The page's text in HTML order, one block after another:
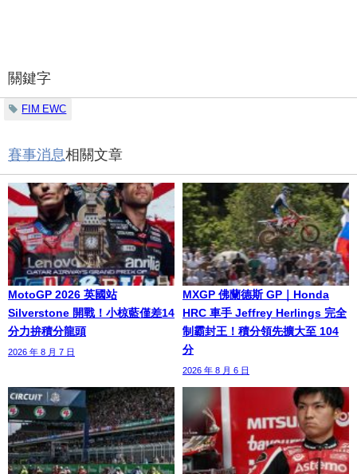
關鍵字
FIM EWC
賽事消息相關文章
MotoGP 2026 英國站
Silverstone 開戰！小椋藍僅差14
分力拚積分龍頭
2026 年 8 月 7 日
MXGP 佛蘭德斯 GP｜Honda
HRC 車手 Jeffrey Herlings 完全
制霸封王！積分領先擴大至 104
分
2026 年 8 月 6 日